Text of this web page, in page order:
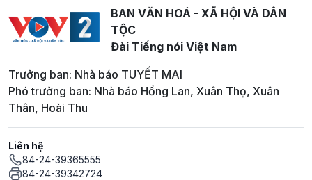
BAN VĂN HOÁ - XÃ HỘI VÀ DÂN
TỘC
Đài Tiếng nói Việt Nam
Trưởng ban: Nhà báo TUYẾT MAI
Phó trưởng ban: Nhà báo Hồng Lan, Xuân Thọ, Xuân
Thân, Hoài Thu
Liên hệ
84-24-39365555
84-24-39342724